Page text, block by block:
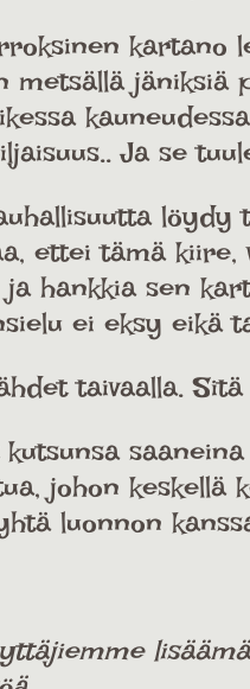
kartano
metsällä
Ja se
löydy
ettei tämä
hankkia sen
ei eksy eikä
taivaalla. Sitä
johon keskellä
luonnon